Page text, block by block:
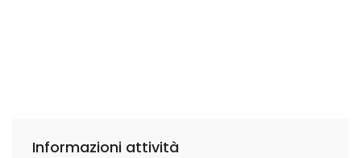
Informazioni attività